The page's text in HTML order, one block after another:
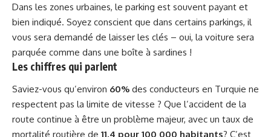
Dans les zones urbaines, le parking est souvent payant et
bien indiqué. Soyez conscient que dans certains parkings, il
vous sera demandé de laisser les clés – oui, la voiture sera
parquée comme dans une boîte à sardines !
Les chiffres qui parlent
Saviez-vous qu’environ 60% des conducteurs en Turquie ne
respectent pas la limite de vitesse ? Que l’accident de la
route continue à être un problème majeur, avec un taux de
mortalité routière de 11,4 pour 100 000 habitants? C’est